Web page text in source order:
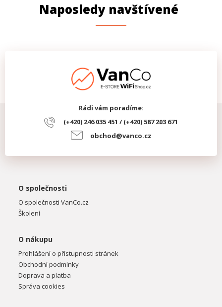
Naposledy navštívené
Rádi vám poradíme:
(+420) 246 035 451 / (+420) 587 203 671
obchod@vanco.cz
O společnosti
O společnosti VanCo.cz
Školení
O nákupu
Prohlášení o přístupnosti stránek
Obchodní podmínky
Doprava a platba
Správa cookies